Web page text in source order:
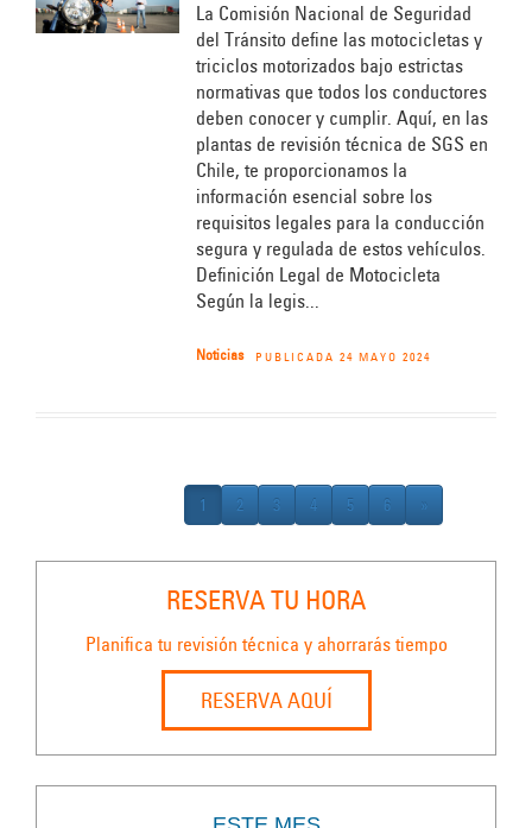
La Comisión Nacional de Seguridad
del Tránsito define las motocicletas y
triciclos motorizados bajo estrictas
normativas que todos los conductores
deben conocer y cumplir. Aquí, en las
plantas de revisión técnica de SGS en
Chile, te proporcionamos la
información esencial sobre los
requisitos legales para la conducción
segura y regulada de estos vehículos.
Definición Legal de Motocicleta
Según la legis...
Noticias PUBLICADA 24 MAYO 2024
1 2 3 4 5 6 »
RESERVA TU HORA
Planifica tu revisión técnica y ahorrarás tiempo
RESERVA AQUÍ